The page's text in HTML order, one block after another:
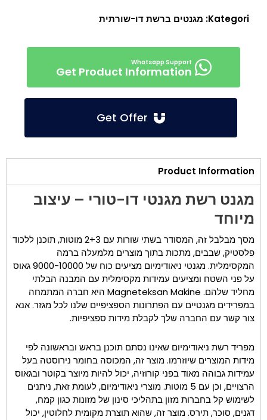
Kategori: מגנטים ברשת דו-שורתית
Get Product Information
Product Information
מגנט רשת מגנטי דו-טורי – עיצוב
מיוחד
מסך מבלבל זה, המסודר בשתי שורות עם 2+3 מוטות, תוכנן ללכוד
פלסטיק, שבבים, מתכות בתוך מוצרים מלמעלה ברמה
המקסימלית. מגנטי ניאודימיום מציעים כוח של 9000-10000 גאוס
על פני השטח ומציעים עמידות מקסימלית עם המבנה הבלתי
מחליד שלהם. Magneteksan Makine היא חברה המתמחה
במפרידים מגנטיים עם הפתרונות הספציפיים שלנו לכל מגזר. אנא
צור קשר עם החברה שלך לקבלת מידות ספציפיות.
מפריד רשת ניאודימיום שאינו נסתם תוכנן בראש ובראשונה לפי
מידות המוצרים שיוזרמו. מוצר זה, המכוסה בחומר נירוסטה בעל
עמידות גבוהה מאוד בפני קורוזיה, יכול להיות מיוצר בקוטר ובגאוס
הרצויים, וכן עם 5 מוטות. מוצרי ניאודימיום, לעומת זאת, ניתנים
לשימוש קל בחברות מזון בתהליכי סינון של מזונות כגון קמח,
דגנים, סוכר, תירס. מוצר זה, שהוא תוצרת מקומית לחלוטין, יכול